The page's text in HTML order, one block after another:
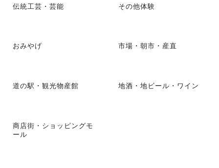
伝統工芸・芸能 その他体験
おみやげ 市場・朝市・産直
道の駅・観光物産館 地酒・地ビール・ワイン
商店街・ショッピングモ
ール